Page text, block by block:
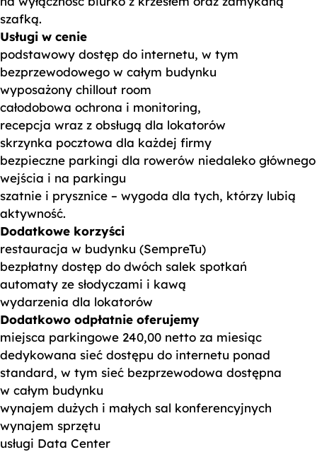
szafką.
Usługi w cenie
podstawowy dostęp do internetu, w tym
bezprzewodowego w całym budynku
wyposażony chillout room
całodobowa ochrona i monitoring,
recepcja wraz z obsługą dla lokatorów
skrzynka pocztowa dla każdej firmy
bezpieczne parkingi dla rowerów niedaleko głównego
wejścia i na parkingu
szatnie i prysznice – wygoda dla tych, którzy lubią
aktywność.
Dodatkowe korzyści
restauracja w budynku (SempreTu)
bezpłatny dostęp do dwóch salek spotkań
automaty ze słodyczami i kawą
wydarzenia dla lokatorów
Dodatkowo odpłatnie oferujemy
miejsca parkingowe 240,00 netto za miesiąc
dedykowana sieć dostępu do internetu ponad
standard, w tym sieć bezprzewodowa dostępna
w całym budynku
wynajem dużych i małych sal konferencyjnych
wynajem sprzętu
usługi Data Center